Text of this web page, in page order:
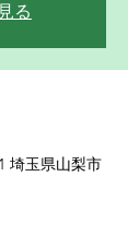
る
埼玉県山梨市